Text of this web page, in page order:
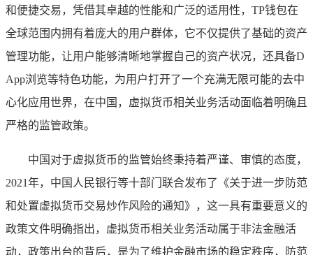
和便捷交易，凭借其卓越的性能和广泛的适用性，TP钱包在
全球范围内拥有着庞大的用户群体，它不仅提供了基础的资产
管理功能，让用户能够清晰地掌握自己的资产状况，还具备D
App浏览等特色功能，为用户打开了一个充满无限可能的去中
心化应用世界，在中国，虚拟货币相关业务活动面临着明确且
严格的监管政策。
中国对于虚拟货币的监管始终秉持着严谨、审慎的态度，
2021年，中国人民银行等十部门联合发布了《关于进一步防范
和处置虚拟货币交易炒作风险的通知》，这一具有重要意义的
政策文件明确指出，虚拟货币相关业务活动属于非法金融活
动，政策出台的背后，是为了维护金融市场的稳定秩序，防范